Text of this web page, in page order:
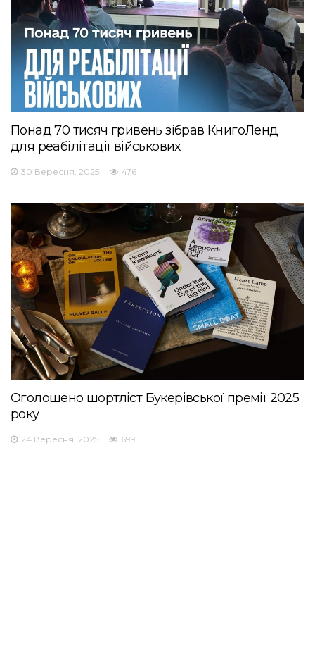
Понад 70 тисяч гривень зібрав КнигоЛенд
для реабілітації військових
30 Вересня, 2025 476
Оголошено шортліст Букерівської премії 2025
року
24 Вересня, 2025 699